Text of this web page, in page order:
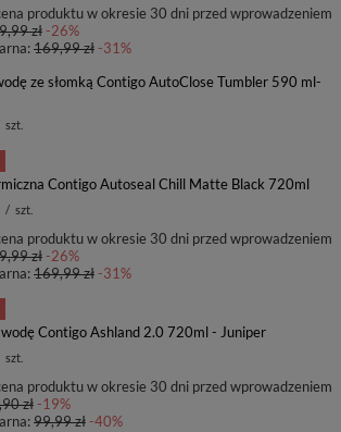
produktu w okresie 30 dni przed wprowadzeniem
zł-26%
169,99 zł-31%
ze słomką Contigo AutoClose Tumbler 590 ml-
szt.
Contigo Autoseal Chill Matte Black 720ml
/ szt.
produktu w okresie 30 dni przed wprowadzeniem
zł-26%
169,99 zł-31%
Contigo Ashland 2.0 720ml - Juniper
szt.
produktu w okresie 30 dni przed wprowadzeniem
zł-19%
99,99 zł-40%